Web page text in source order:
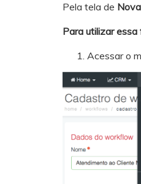
Pela tela de
Para utilizar
Acessar o